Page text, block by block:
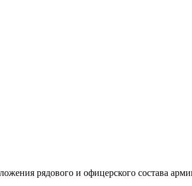
рядового и офицерского состава